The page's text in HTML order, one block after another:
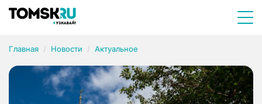
Главная Новости Актуальное